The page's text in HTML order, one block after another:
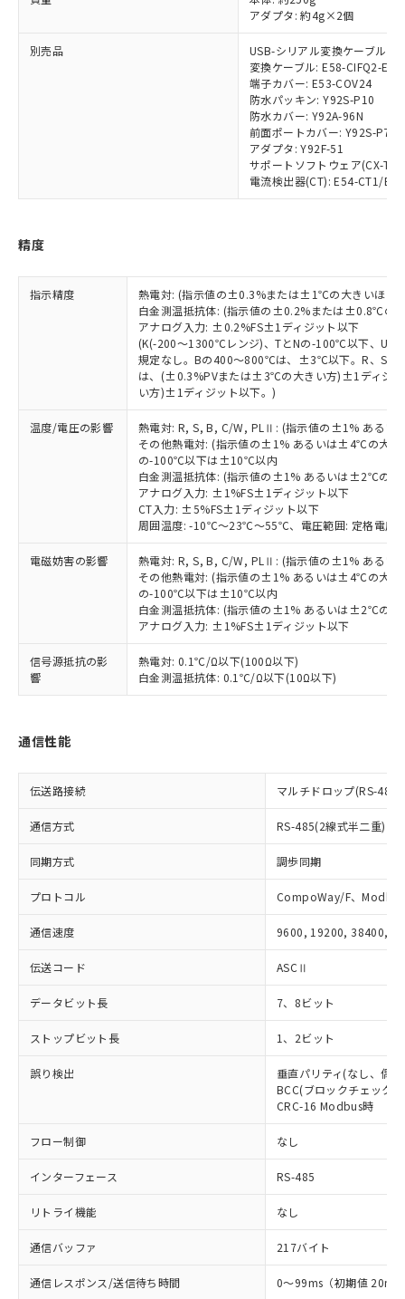
アダプタ: 約4g×2個
別売品
USB-シリアル変換ケーブル:
変換ケーブル: E58-CIFQ2-E
端子カバー: E53-COV24
防水パッキン: Y92S-P10
防水カバー: Y92A-96N
前面ポートカバー: Y92S-P7
アダプタ: Y92F-51
サポートソフトウェア(CX-
電流検出器(CT): E54-CT1/
精度
指示精度
熱電対: (指示値の±0.3%または±1℃の大きいほう
白金測温抵抗体: (指示値の±0.2%または±0.8℃の
アナログ入力: ±0.2%FS±1ディジット以下
(K(-200～1300℃レンジ)、TとNの-100℃以下、U
規定なし。Bの400～800℃は、±3℃以下。R、S
は、(±0.3%PVまたは±3℃の大きい方)±1ディジ
い方)±1ディジット以下。)
温度/電圧の影響
熱電対: R, S, B, C/W, PLⅡ: (指示値の±1% ある
その他熱電対: (指示値の±1% あるいは±4℃の大き
の-100℃以下は±10℃以内
白金測温抵抗体: (指示値の±1% あるいは±2℃の大
アナログ入力: ±1%FS±1ディジット以下
CT入力: ±5%FS±1ディジット以下
周囲温度: -10℃～23℃～55℃、電圧範囲: 定格電圧
電磁妨害の影響
熱電対: R, S, B, C/W, PLⅡ: (指示値の±1% ある
その他熱電対: (指示値の±1% あるいは±4℃の大き
の-100℃以下は±10℃以内
白金測温抵抗体: (指示値の±1% あるいは±2℃の大
アナログ入力: ±1%FS±1ディジット以下
信号源抵抗の影
響
熱電対: 0.1℃/Ω以下(100Ω以下)
白金測温抵抗体: 0.1℃/Ω以下(10Ω以下)
通信性能
伝送路接続 マルチドロップ(RS-485)
通信方式 RS-485(2線式半二重)
同期方式 調歩同期
プロトコル CompoWay/F、Modbus
通信速度 9600, 19200, 38400,
伝送コード ASCⅡ
データビット長 7、8ビット
ストップビット長 1、2ビット
誤り検出
垂直パリティ(なし、偶
BCC(ブロックチェック
CRC-16 Modbus時
フロー制御 なし
インターフェース RS-485
リトライ機能 なし
通信バッファ 217バイト
通信レスポンス/送信待ち時間 0～99ms（初期値 20ms
以下の条件をお読みいただき、同意のうえ
本サービスは、当社制御機器事業取扱
商品の当社在庫状況および標準価格
(税抜)を提供させていただくもので
ことをご了承ください。
在庫状況および標準価格照会結果は、
記載している更新日時点での社内デー
タに基づき作成されるものであり、閲
覧された時点での実際の在庫および標
準価格とは異なる場合があることをご
了承ください。
正式な納期状況および標準価格はお客
様のお取引先、またはお客様担当のオ
ムロン制御機器販売店・当社販売員に
ご相談ください。
オムロン制御機器販売店や当社販売拠
点は「販売ネットワーク
」をご確認
ください。
在庫状況および標準価格結果を当社の
事前の承諾なく第三者に漏洩または開
示しないようお願いします。
マイパーツ機能（部品リスト作成サー
ビス）をご利用いただくには、I-Web
メンバーズにご登録されている必要が
あります。
お客様が当ウェブサイト上で当社にご
登録された部品リストについて、当社
をご了承ください。
"個人情報
の「1.共同利
用者の範囲」に記載されている法人を
対応予定：EU RoHS指令（10物質）の非含
有に対応した製品に切り替える予定のある
対応予定なし：EU RoHS指令（10物質）の
非含有に非対応の商品で、対応品を出す予
調査・確認中：EU RoHS指令（10物質）の
非含有の対応状況を調査中または確認中の
*EU RoHS指令（10物質）：
鉛(Pb) 1000ppm以下、 水銀(Hg) 1000ppm以下、 カド
ミウム(Cd) 100ppm以下、
六価クロム(Cr(Ⅵ)) 1000ppm以下、ポリ臭化ビフェニル
類(PBB) 1000ppm以下、ポリ臭化ジフェニルエーテル類
(PBDE) 1000ppm以下、フタル酸ビス(2-エチルヘキシ
ル) (DEHP)(別名：DOP) 1000ppm以下、フタル酸ブチ
（DBP） 1000ppm以下、フタル酸ジイソブチル
(DIBP) 1000ppm以下
但し、RoHS指令で産業用監視および制御機器に対する
適用除外項目は除く。
フタル酸エステル類の４物質については閾値を超える意
図的な使用がないことを確認しています。
※2 対応予定月
部品在庫の切り替え状況などにより、予定
月が前後することがあります。
※3 非含有証明書ダウンロード
51物質の非含有証明書（当社基準）
※本証明書は発行日時点で非含有を証明す
るもので、過去に遡って非含有を証明する
ものではありません。
また、RoHS指令のフタル酸エステル類４
物質の対応では、対応完了までの期間は出
荷製品に未対応品が混在することから備考
欄に対応日を記載しておりました。
既に当社にて対応品への在庫切替を完了
していることから、特段のことがない限
り、2022年1月12日より割愛しておりま
す。
「○」：最大均質材料含有率が中国RoHSの
「－」：未確認です。当社販売部門へお問
い合わせください。
*中国RoHS10物質の基準値 (GB/T26572)：
Pb(鉛) :1000ppm、 Hg(水銀) : 1000ppm、 Cd(カドミウ
ム) : 100ppm、
Cr(Ⅵ)(六価クロム) : 1000ppm、 PBBs(ポリ臭化ビフェ
ニル類) : 1000ppm、 PBDEs(ポリ臭化ジフェニルエーテ
ル類) : 1000ppm、
DBP(フタル酸ジブチル) : 1000ppm、 DIBP(フタル酸ジ
イソブチル) : 1000ppm、 BBP(フタル酸ブチルベンジ
ル) : 1000ppm、
DEHP(フタル酸ビス(2-エチルヘキシル)) : 1000ppm
※2 環境保護使用期限
「ｅ」：有害物質（10物質）のすべてが基
準値以下であることを示します。
「10」：通常の使用状況下において有害物
質が外部に漏えいし、環境に深刻な影響を
及ぼさない年数を意味します。
「－」：未確認です。当社販売部門へお問
い合わせください。
為替および外国貿易法に定める商品
（以下｢規制貨物等」という）を輸出
または国外への提供する場合は、日本
国政府の輸出許可(または役務取引許
可)を取得するなどの必要な手続きを
とります。
当社は規制貨物を破棄する場合は、完
全に破砕するなど、違法に輸出されな
いよう必要な手段を講じます。
当社は貴社製品を、核兵器、ミサイ
ル、化学兵器、生物兵器またはその他
武器並びにこれらの製造装置等に一切
使用いたしません。
当社は、貴社製品を第三者に販売する
場合は、上記1、2および3の内容を当
該第三者に通知します。また当社は、
販売先および販売に係わる関係者が違
法に輸出するおそれがある場合は、取
り引きをいたしません。
説明
一定数以上の在庫あり
△ 一定数には満たないが在庫あり
在庫なし(最新の在庫状況につ
いては、お客様のお取引先、ま
たはお客様担当のオムロン制御
機器販売店・当社販売員にご確
認ください)
受注生産機種、また在庫状況の
情報を公開していない機種